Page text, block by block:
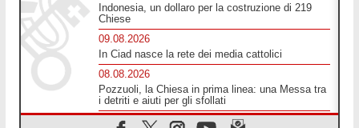
Indonesia, un dollaro per la costruzione di 219
Chiese
09.08.2026
In Ciad nasce la rete dei media cattolici
08.08.2026
Pozzuoli, la Chiesa in prima linea: una Messa tra
i detriti e aiuti per gli sfollati
08.08.2026